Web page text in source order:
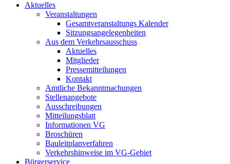
Aktuelles
Veranstaltungen
Gesamtveranstaltungs Kalender
Sitzungsangelegenheiten
Aus dem Verkehrsausschuss
Aktuelles
Mitglieder
Pressemitteilungen
Kontakt
Amtliche Bekanntmachungen
Stellenangebote
Ausschreibungen
Mitteilungsblatt
Informationen VG
Broschüren
Bauleitplanverfahren
Verkehrshinweise im VG-Gebiet
Bürgerservice